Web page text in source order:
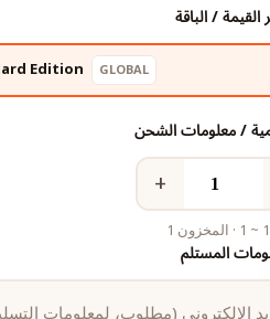
القيمة / الباقة
Edition GLOBAL
/ معلومات الشحن
+
المستلم